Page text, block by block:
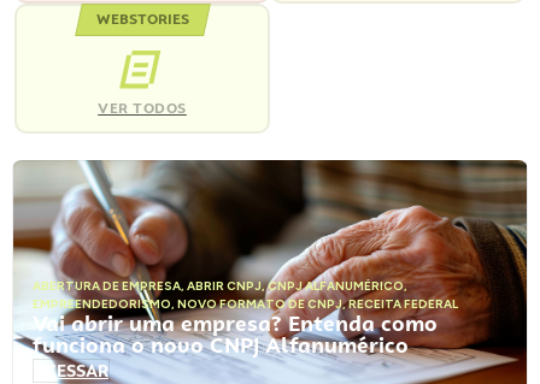
WEBSTORIES
VER TODOS
ABERTURA DE EMPRESA, ABRIR CNPJ,CNPJ ALFANUMÉRICO,
EMPREENDEDORISMO, NOVO FORMATO DE CNPJ,RECEITA FEDERAL
Vai abrir uma empresa? Entenda como
funciona o novo CNPJ Alfanumérico
ACESSAR